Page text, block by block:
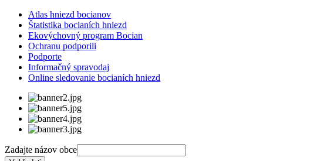
Atlas hniezd bocianov
Štatistika bocianích hniezd
Ekovýchovný program Bocian
Ochranu podporili
Podporte
Informačný spravodaj
Online sledovanie bocianích hniezd
Zadajte názov obce